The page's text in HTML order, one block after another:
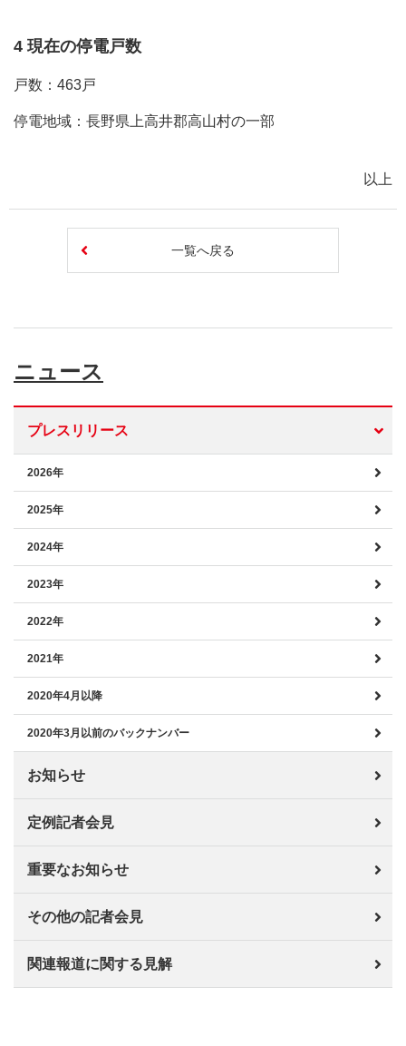
4 現在の停電戸数
戸数：463戸
停電地域：長野県上高井郡高山村の一部
以上
一覧へ戻る
ニュース
プレスリリース
2026年
2025年
2024年
2023年
2022年
2021年
2020年4月以降
2020年3月以前のバックナンバー
お知らせ
定例記者会見
重要なお知らせ
その他の記者会見
関連報道に関する見解